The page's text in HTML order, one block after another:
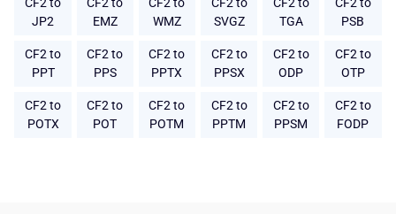
JP2
EMZ
WMZ
SVGZ
TGA
PSB
CF2 to
PPT
CF2 to
PPS
CF2 to
PPTX
CF2 to
PPSX
CF2 to
ODP
CF2 to
OTP
CF2 to
POTX
CF2 to
POT
CF2 to
POTM
CF2 to
PPTM
CF2 to
PPSM
CF2 to
FODP